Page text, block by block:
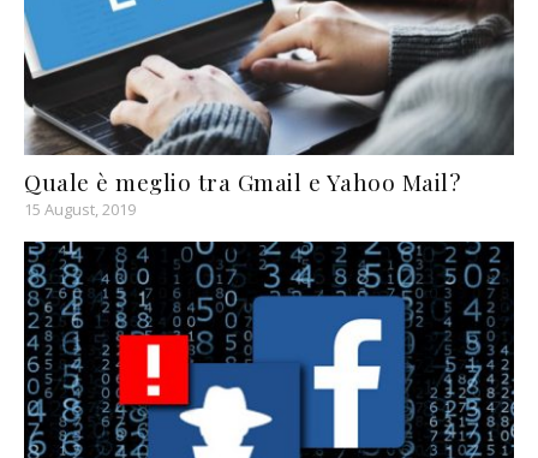
Quale è meglio tra Gmail e Yahoo Mail?
15 August, 2019